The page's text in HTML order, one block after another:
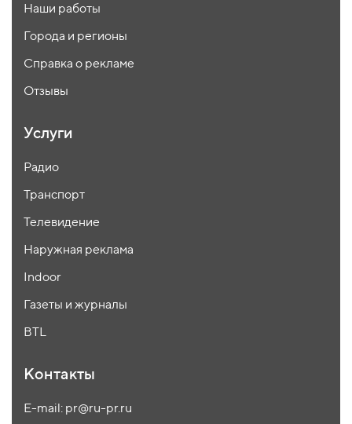
Наши работы
Города и регионы
Справка о рекламе
Отзывы
Услуги
Радио
Транспорт
Телевидение
Наружная реклама
Indoor
Газеты и журналы
BTL
Контакты
E-mail: pr@ru-pr.ru